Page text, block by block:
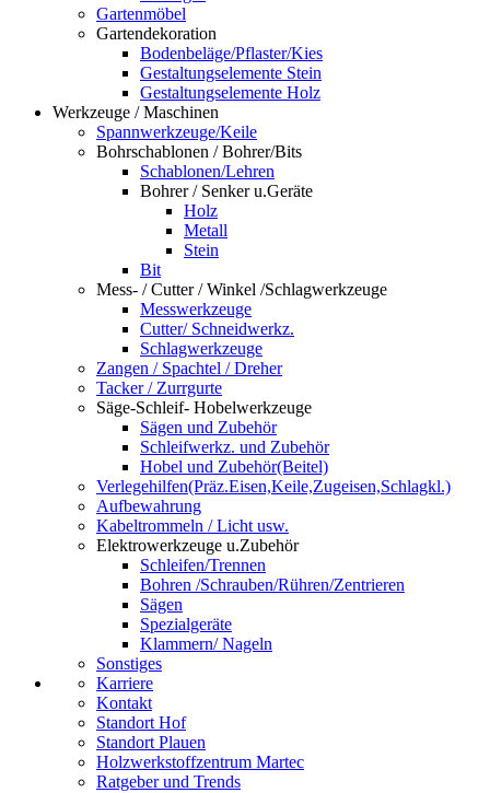
Gartenmöbel
Gartendekoration
Bodenbeläge/Pflaster/Kies
Gestaltungselemente Stein
Gestaltungselemente Holz
Werkzeuge / Maschinen
Spannwerkzeuge/Keile
Bohrschablonen / Bohrer/Bits
Schablonen/Lehren
Bohrer / Senker u.Geräte
Holz
Metall
Stein
Bit
Mess- / Cutter / Winkel /Schlagwerkzeuge
Messwerkzeuge
Cutter/ Schneidwerkz.
Schlagwerkzeuge
Zangen / Spachtel / Dreher
Tacker / Zurrgurte
Säge-Schleif- Hobelwerkzeuge
Sägen und Zubehör
Schleifwerkz. und Zubehör
Hobel und Zubehör(Beitel)
Verlegehilfen(Präz.Eisen,Keile,Zugeisen,Schlagkl.)
Aufbewahrung
Kabeltrommeln / Licht usw.
Elektrowerkzeuge u.Zubehör
Schleifen/Trennen
Bohren /Schrauben/Rühren/Zentrieren
Sägen
Spezialgeräte
Klammern/ Nageln
Sonstiges
Karriere
Kontakt
Standort Hof
Standort Plauen
Holzwerkstoffzentrum Martec
Ratgeber und Trends